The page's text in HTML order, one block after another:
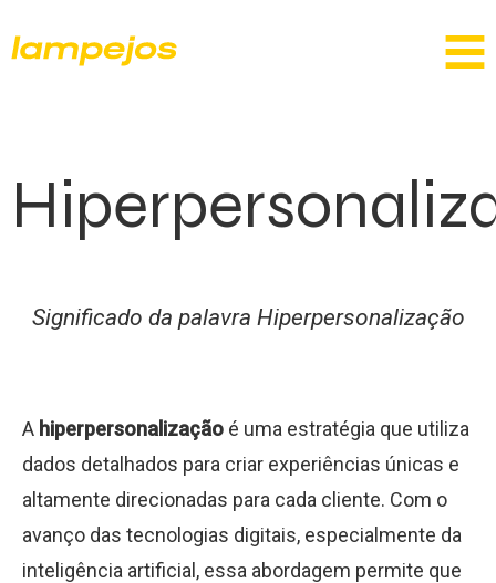
Significado da palavra Hiperpersonalização
A hiperpersonalização é uma estratégia que utiliza
dados detalhados para criar experiências únicas e
altamente direcionadas para cada cliente. Com o
avanço das tecnologias digitais, especialmente da
inteligência artificial, essa abordagem permite que